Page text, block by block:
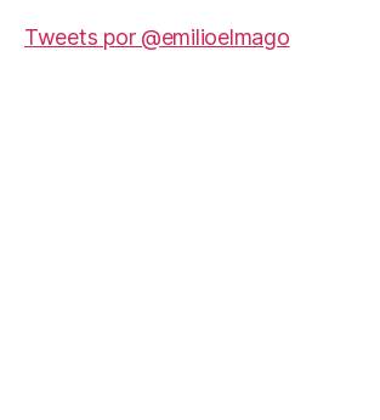
Tweets por @emilioelmago